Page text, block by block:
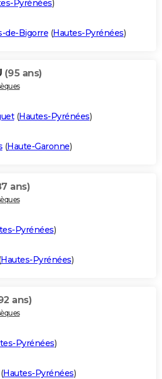
Pyrénées)
de-Bigorre (Hautes-Pyrénées)
(95 ans)
(Hautes-Pyrénées)
(Haute-Garonne)
ans)
Pyrénées)
Hautes-Pyrénées)
ans)
Pyrénées)
(Hautes-Pyrénées)